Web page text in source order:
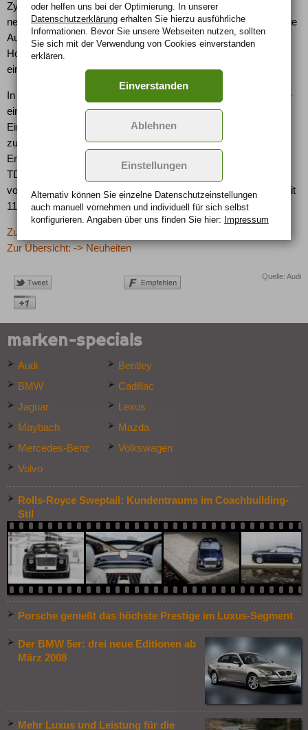
Zylinderwinkel von 60 Grad auf. Zu seinen Highlights gehört
neben dem leichten und hochfesten Kurbelgehäuse der neuartige
Aufbau des Kettenantriebs, der die beiden neu entwickelten
Hochdruckpumpen der Common Rail-Einspritzanlage mit
einschließt.
In den zwölf Piezo-Injektoren liegen bis zu 2.000 bar Druck an –
ein weiterer technologischer Durchbruch. Der hohe
Einspritzdruck kommt der Leistungs­entfaltung und der Effizienz
zugute bei gleichzeitig exzellenter Laufkultur. Auch die
Emissionen sind gering. Der von zwei Turbos aufgeladene V12-
TDI wird in der Serie die Abgasnorm Euro 5 erfüllen, die
voraussichtlich 2010 in Kraft tritt. Beim Verbrauch gibt er sich mit
11,9 Litern auf 100 Kilometer zufrieden.
Zurück zur letzten Seite
Zur Übersicht: -> Neuheiten
Quelle: Audi
marken-specials
Audi
Bentley
BMW
Cadillac
Jaguar
Lexus
Maybach
Mazda
Mercedes-Benz
Volkswagen
Volvo
Rolls-Royce Sweptail: Kundentraums im Coachbuilding-
Stil
Porsche genießt das höchste Prestige im Luxus-Segment
Der BMW 5er: drei neue Editionen ab
März 2008
Mehr Luxus und Leistung für die
oder helfen uns bei der Optimierung. In unserer
Datenschutzerklärungerhalten Sie hierzu ausführliche
Informationen. Bevor Sie unsere Webseiten nutzen, sollten
Sie sich mit der Verwendung von Cookies einverstanden
erklären.
Einverstanden
Ablehnen
Einstellungen
Alternativ können Sie einzelne Datenschutz­ein­stellungen
auch manuell vor­nehmen und indivi­duell für sich selbst
konfigurieren. Angaben über uns finden Sie hier: Impressum